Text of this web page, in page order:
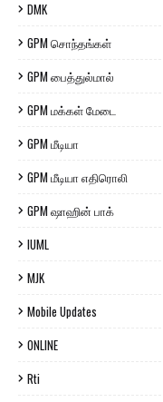
DMK
GPM சொந்தங்கள்
GPM பைத்துல்மால்
GPM மக்கள் மேடை
GPM மீடியா
GPM மீடியா எதிரொலி
GPM ஷாஹின் பாக்
IUML
MJK
Mobile Updates
ONLINE
Rti